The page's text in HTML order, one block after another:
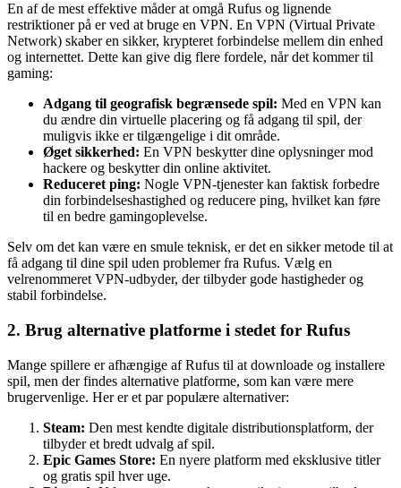
En af de mest effektive måder at omgå Rufus og lignende
restriktioner på er ved at bruge en VPN. En VPN (Virtual Private
Network) skaber en sikker, krypteret forbindelse mellem din enhed
og internettet. Dette kan give dig flere fordele, når det kommer til
gaming:
Adgang til geografisk begrænsede spil: Med en VPN kan
du ændre din virtuelle placering og få adgang til spil, der
muligvis ikke er tilgængelige i dit område.
Øget sikkerhed: En VPN beskytter dine oplysninger mod
hackere og beskytter din online aktivitet.
Reduceret ping: Nogle VPN-tjenester kan faktisk forbedre
din forbindelseshastighed og reducere ping, hvilket kan føre
til en bedre gamingoplevelse.
Selv om det kan være en smule teknisk, er det en sikker metode til at
få adgang til dine spil uden problemer fra Rufus. Vælg en
velrenommeret VPN-udbyder, der tilbyder gode hastigheder og
stabil forbindelse.
2. Brug alternative platforme i stedet for Rufus
Mange spillere er afhængige af Rufus til at downloade og installere
spil, men der findes alternative platforme, som kan være mere
brugervenlige. Her er et par populære alternativer:
Steam: Den mest kendte digitale distributionsplatform, der
tilbyder et bredt udvalg af spil.
Epic Games Store: En nyere platform med eksklusive titler
og gratis spil hver uge.